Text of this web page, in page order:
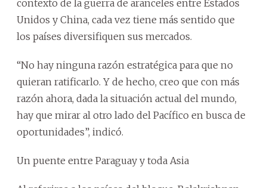
contexto de la guerra de aranceles entre Estados
Unidos y China, cada vez tiene más sentido que
los países diversifiquen sus mercados.
“No hay ninguna razón estratégica para que no
quieran ratificarlo. Y de hecho, creo que con más
razón ahora, dada la situación actual del mundo,
hay que mirar al otro lado del Pacífico en busca de
oportunidades”, indicó.
Un puente entre Paraguay y toda Asia